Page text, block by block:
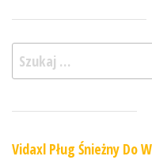
Szukaj:
Vidaxl Pług Śnieżny Do